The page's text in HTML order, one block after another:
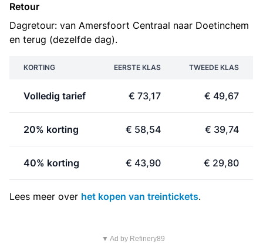
Retour
Dagretour: van Amersfoort Centraal naar Doetinchem
en terug (dezelfde dag).
KORTING EERSTE KLAS TWEEDE KLAS
Volledig tarief € 73,17 € 49,67
20% korting € 58,54 € 39,74
40% korting € 43,90 € 29,80
Lees meer over het kopen van treintickets.
▼ Ad by Refinery89